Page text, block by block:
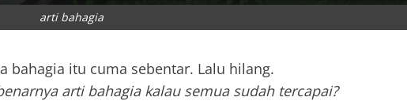
arti bahagia
bahagia itu cuma sebentar. Lalu hilang.
arti bahagia kalau semua sudah tercapai?